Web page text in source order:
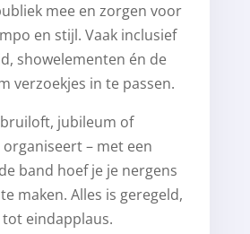
mee en zorgen voor
en stijl. Vaak inclusief
showelementen én de
verzoekjes in te passen.
jubileum of
– met een
band hoef je je nergens
maken. Alles is geregeld,
eindapplaus.